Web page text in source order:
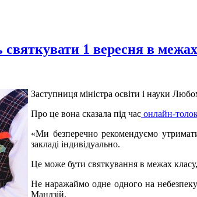
1 вересня в межах
Заступниця міністра освіти і науки
Про це вона сказала під час онлайн-
«Ми безперечно рекомендуємо
закладі індивідуально.
Це може бути святкування в межах
Не наражаймо одне одного на
Мандзій.